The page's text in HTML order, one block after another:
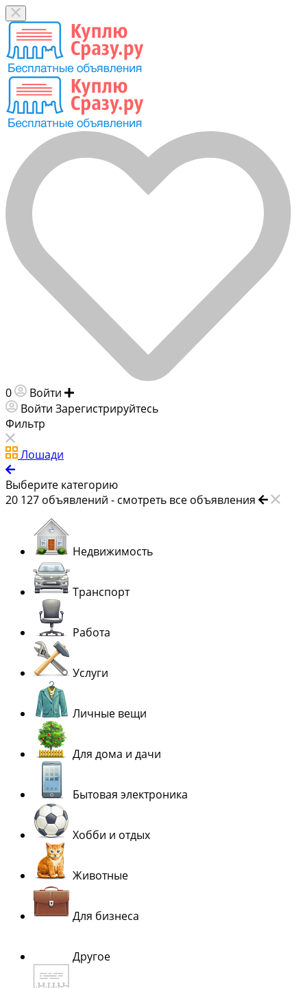
0 Войти
Войти Зарегистрируйтесь
Фильтр
Лошади
Выберите категорию
20 127 объявлений - смотреть все объявления
Недвижимость
Транспорт
Работа
Услуги
Личные вещи
Для дома и дачи
Бытовая электроника
Хобби и отдых
Животные
Для бизнеса
Другое